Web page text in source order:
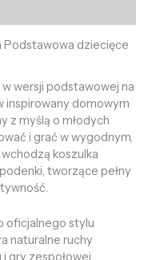
Podstawowa dziecięce
wersji podstawowej na
inspirowany domowym
z myślą o młodych
i grać w wygodnym,
koszulka
tworzące pełny
oficjalnego stylu
naturalne ruchy
gry zespołowej.